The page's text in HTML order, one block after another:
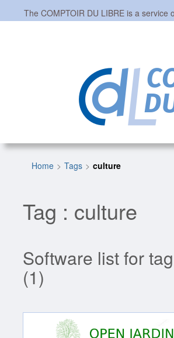
The COMPTOIR DU LIBREis a service
Home Tags culture
Tag : culture
Software list for
(1)